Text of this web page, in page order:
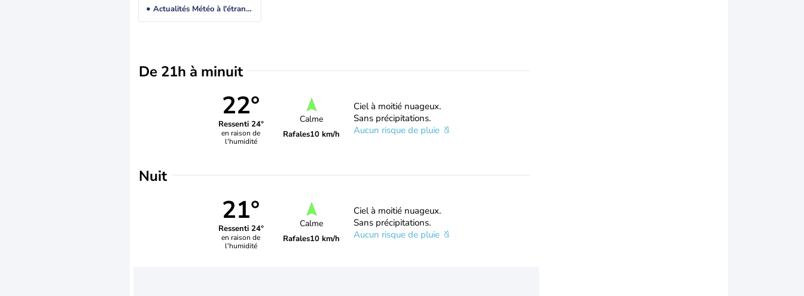
Actualités Météo à l'étranger
De 21h à minuit
22°
Ressenti 24°
en raison de
l'humidité
Calme
Rafales10 km/h
Ciel à moitié nuageux.
Sans précipitations.
Aucun risque de pluie
Nuit
21°
Ressenti 24°
en raison de
l'humidité
Calme
Rafales10 km/h
Ciel à moitié nuageux.
Sans précipitations.
Aucun risque de pluie